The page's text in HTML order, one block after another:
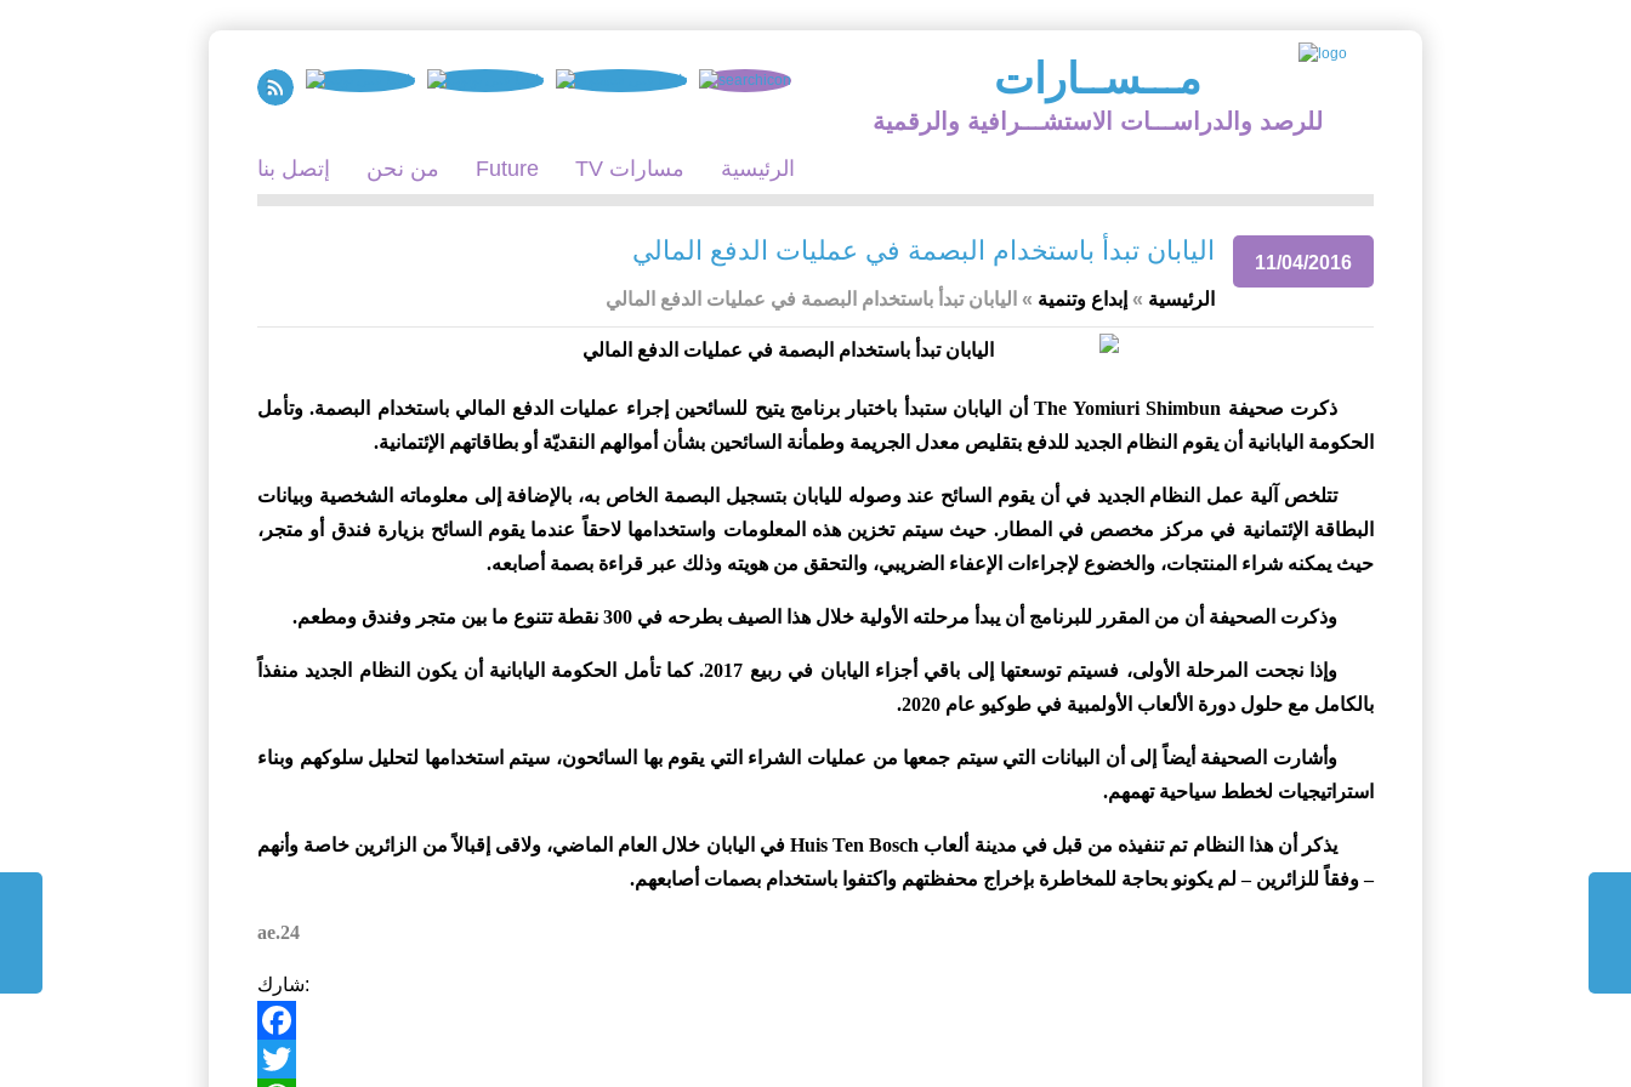
مـــســارات
للرصد والدراســـات الاستشـــرافية والرقمية
إتصل بنا من نحن Future TV مسارات الرئيسية
11/04/2016 اليابان تبدأ باستخدام البصمة في عمليات الدفع المالي
الرئيسية » إبداع وتنمية » اليابان تبدأ باستخدام البصمة في عمليات الدفع المالي
ذكرت صحيفة The Yomiuri Shimbun أن اليابان ستبدأ باختبار برنامج يتيح للسائحين إجراء عمليات الدفع المالي باستخدام البصمة. وتأمل
الحكومة اليابانية أن يقوم النظام الجديد للدفع بتقليص معدل الجريمة وطمأنة السائحين بشأن أموالهم النقديّة أو بطاقاتهم الإئتمانية.
تتلخص آلية عمل النظام الجديد في أن يقوم السائح عند وصوله لليابان بتسجيل البصمة الخاص به، بالإضافة إلى معلوماته الشخصية وبيانات
البطاقة الإئتمانية في مركز مخصص في المطار. حيث سيتم تخزين هذه المعلومات واستخدامها لاحقاً عندما يقوم السائح بزيارة فندق أو متجر،
حيث يمكنه شراء المنتجات، والخضوع لإجراءات الإعفاء الضريبي، والتحقق من هويته وذلك عبر قراءة بصمة أصابعه.
وذكرت الصحيفة أن من المقرر للبرنامج أن يبدأ مرحلته الأولية خلال هذا الصيف بطرحه في 300 نقطة تتنوع ما بين متجر وفندق ومطعم.
وإذا نجحت المرحلة الأولى، فسيتم توسعتها إلى باقي أجزاء اليابان في ربيع 2017. كما تأمل الحكومة اليابانية أن يكون النظام الجديد منفذاً
بالكامل مع حلول دورة الألعاب الأولمبية في طوكيو عام 2020.
وأشارت الصحيفة أيضاً إلى أن البيانات التي سيتم جمعها من عمليات الشراء التي يقوم بها السائحون، سيتم استخدامها لتحليل سلوكهم وبناء
استراتيجيات لخطط سياحية تهمهم.
يذكر أن هذا النظام تم تنفيذه من قبل في مدينة ألعاب Huis Ten Bosch في اليابان خلال العام الماضي، ولاقى إقبالاً من الزائرين خاصة وأنهم
– وفقاً للزائرين – لم يكونو بحاجة للمخاطرة بإخراج محفظتهم واكتفوا باستخدام بصمات أصابعهم.
24.ae
شارك:
Facebook